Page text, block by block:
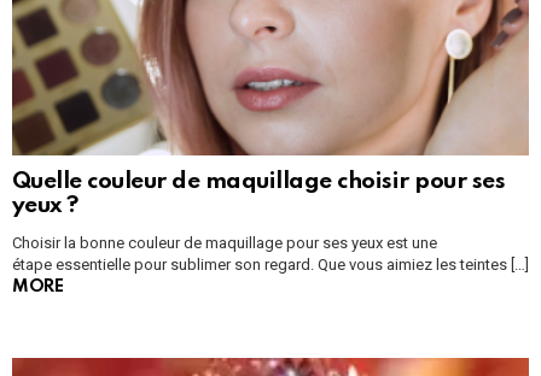
Quelle couleur de maquillage choisir pour ses
yeux ?
Choisir la bonne couleur de maquillage pour ses yeux est une
étape essentielle pour sublimer son regard. Que vous aimiez les teintes […]
MORE